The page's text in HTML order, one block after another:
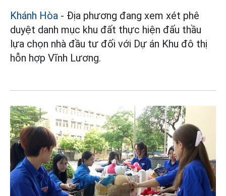
Khánh Hòa - Địa phương đang xem xét phê
duyệt danh mục khu đất thực hiện đấu thầu
lựa chọn nhà đầu tư đối với Dự án Khu đô thị
hỗn hợp Vĩnh Lương.